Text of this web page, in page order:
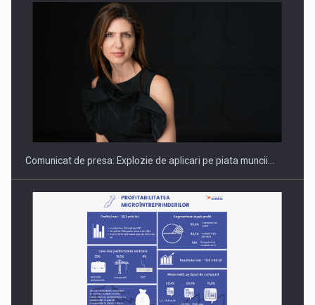
PUTTING ROMANIAN CORPORATE COMPANIES ON THE
INTERNATIONAL BUSINESS SCENE
Comunicat de presa: Explozie de aplicari pe piata muncii…